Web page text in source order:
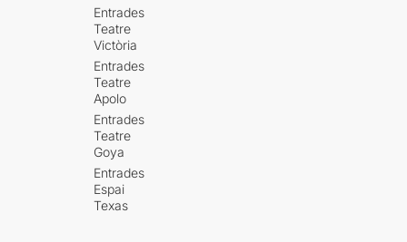
Entrades
Teatre
Victòria
Entrades
Teatre
Apolo
Entrades
Teatre
Goya
Entrades
Espai
Texas